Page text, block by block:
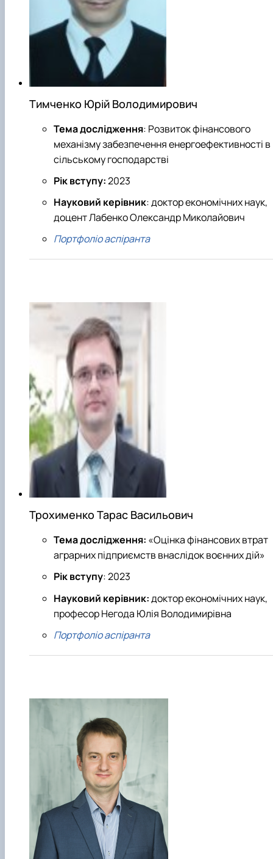
Тимченко Юрій Володимирович
Тема дослідження: Розвиток фінансового
механізму забезпечення енергоефективності в
сільському господарстві
Рік вступу:2023
Науковий керівник: доктор економічних наук,
доцент Лабенко Олександр Миколайович
Портфоліо аспіранта
Трохименко Тарас Васильович
Тема дослідження: «Оцінка фінансових втрат
аграрних підприємств внаслідок воєнних дій»
Рік вступу: 2023
Науковий керівник:доктор економічних наук,
професор Негода Юлія Володимирівна
Портфоліо аспіранта